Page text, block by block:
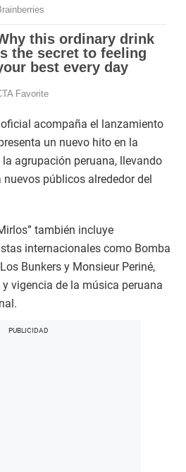
acompaña el lanzamiento
un nuevo hito en la
agrupación peruana, llevando
públicos alrededor del
también incluye
internacionales como Bomba
Bunkers y Monsieur Periné,
vigencia de la música peruana